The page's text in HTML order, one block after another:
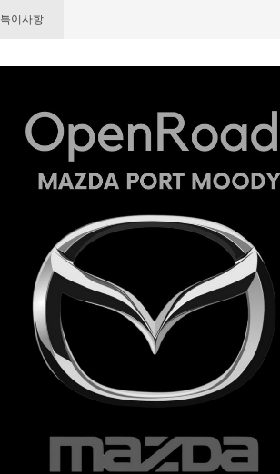
특이사항